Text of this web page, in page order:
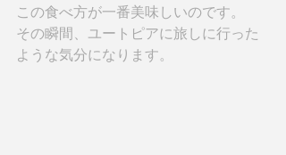
この食べ方が一番美味しいのです。
その瞬間、ユートピアに旅しに行った
ような気分になります。